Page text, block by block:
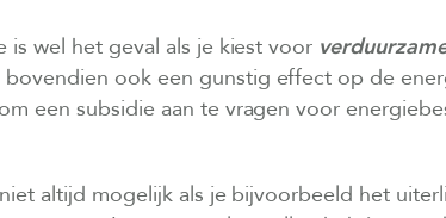
is wel het geval als je kiest voor
ook een gunstig effect op de
een subsidie aan te vragen voor
altijd mogelijk als je bijvoorbeeld het